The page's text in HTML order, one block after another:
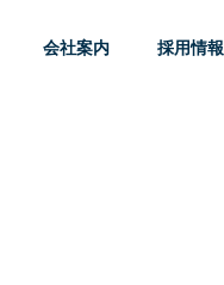
会社案内 採用情報